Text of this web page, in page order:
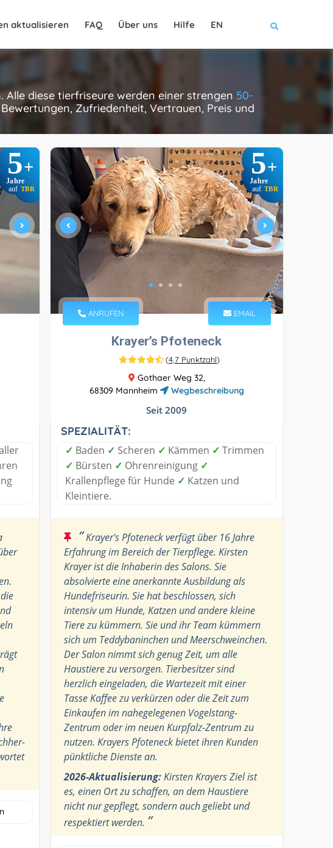
aktualisieren FAQ Über uns Hilfe EN
Alle diese tierfriseure werden einer strengen 50-
Zufriedenheit, Vertrauen, Preis und
5+
Jahre
auf TBR
5+
Jahre
auf TBR
ANRUFEN EMAIL
Krayer’s Pfoteneck
(4,7 Punktzahl)
Gothaer Weg 32,
68309 Mannheim
Wegbeschreibung
Seit 2009
SPEZIALITÄT:
✓ Baden ✓ Scheren ✓ Kämmen ✓ Trimmen
✓ Bürsten ✓ Ohrenreinigung ✓
Krallenpflege für Hunde ✓ Katzen und
Kleintiere.
“Krayer's Pfoteneck verfügt über 16 Jahre
Erfahrung im Bereich der Tierpflege. Kirsten
Krayer ist die Inhaberin des Salons. Sie
absolvierte eine anerkannte Ausbildung als
Hundefriseurin. Sie hat beschlossen, sich
intensiv um Hunde, Katzen und andere kleine
Tiere zu kümmern. Sie und ihr Team kümmern
sich um Teddybaninchen und Meerschweinchen.
Der Salon nimmt sich genug Zeit, um alle
Haustiere zu versorgen. Tierbesitzer sind
herzlich eingeladen, die Wartezeit mit einer
Tasse Kaffee zu verkürzen oder die Zeit zum
Einkaufen im nahegelegenen Vogelstang-
Zentrum oder im neuen Kurpfalz-Zentrum zu
nutzen. Krayers Pfoteneck bietet ihren Kunden
pünktliche Dienste an.
2026-Aktualisierung:Kirsten Krayers Ziel ist
es, einen Ort zu schaffen, an dem Haustiere
nicht nur gepflegt, sondern auch geliebt und
respektiert werden. ”